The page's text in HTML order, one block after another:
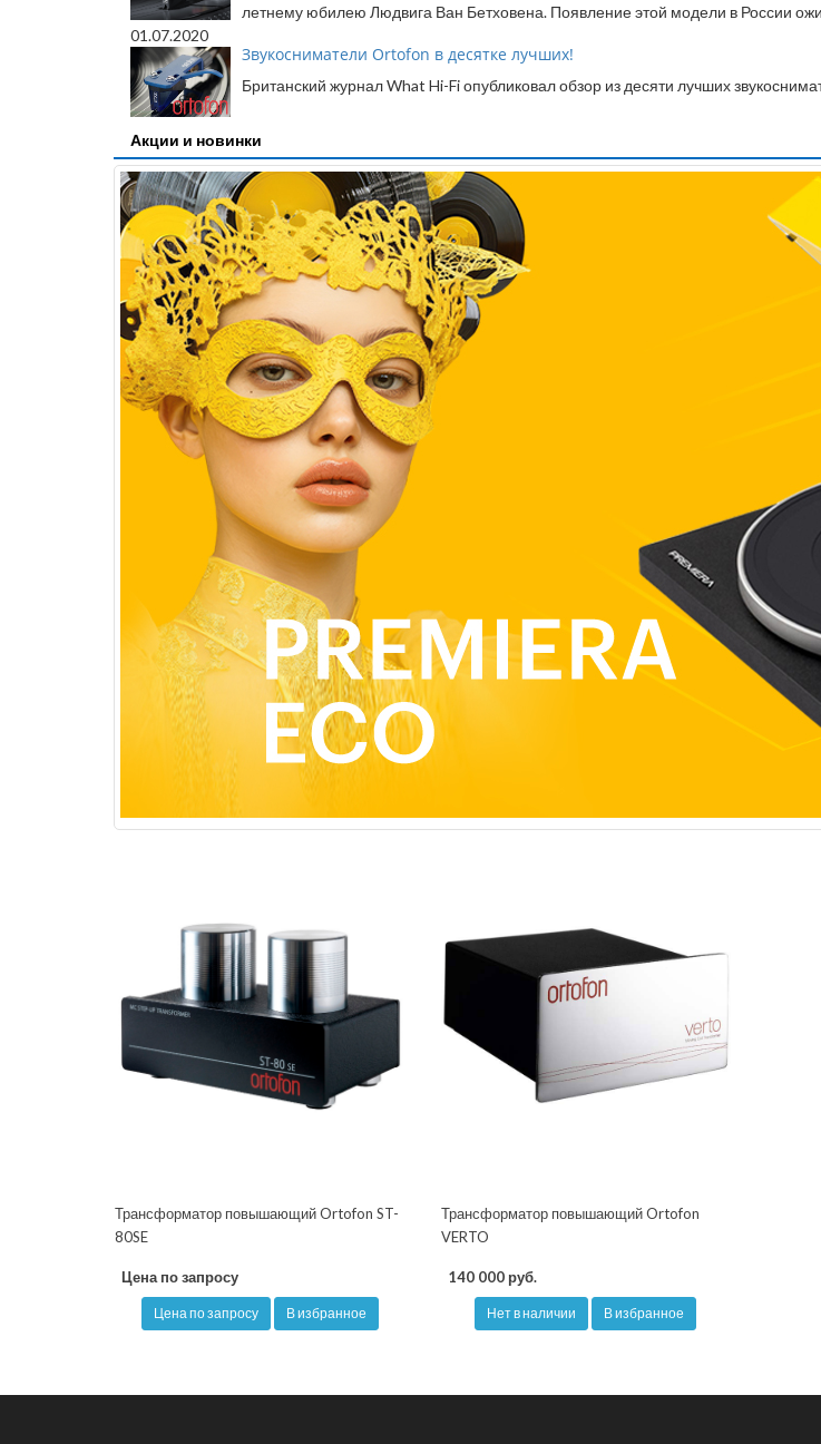
летнему юбилею Людвига Ван Бетховена. Появление этой модели в России
01.07.2020
Звукосниматели Ortofon в десятке лучших!
Британский журнал What Hi-Fi опубликовал обзор из десяти лучших
Акции и новинки
Трансформатор повышающий Ortofon ST-
80SE
Цена по запросу
Цена по запросу В избранное
Трансформатор повышающий Ortofon
VERTO
140 000 руб.
Нет в наличии В избранное